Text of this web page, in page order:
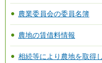
農業委員会の委員名簿
農地の賃借料情報
相続等により農地を取得